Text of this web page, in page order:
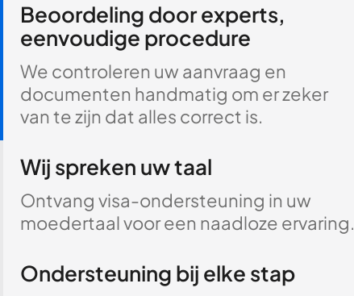
Beoordeling door experts,
eenvoudige procedure
We controleren uw aanvraag en
documenten handmatig om er zeker
van te zijn dat alles correct is.
Wij spreken uw taal
Ontvang visa-ondersteuning in uw
moedertaal voor een naadloze ervaring.
Ondersteuning bij elke stap